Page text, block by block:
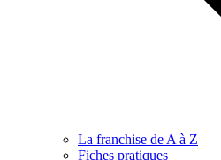
La franchise de A à Z
Fiches pratiques